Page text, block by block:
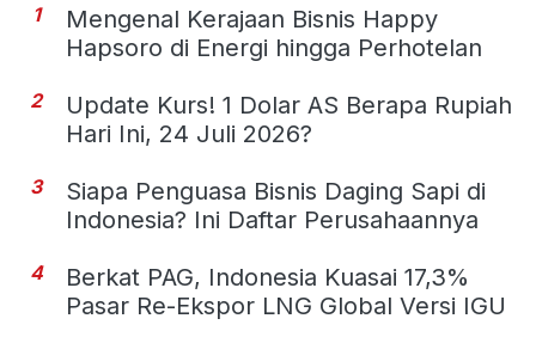
1
Mengenal Kerajaan Bisnis Happy
Hapsoro di Energi hingga Perhotelan
2
Update Kurs! 1 Dolar AS Berapa Rupiah
Hari Ini, 24 Juli 2026?
3
Siapa Penguasa Bisnis Daging Sapi di
Indonesia? Ini Daftar Perusahaannya
4
Berkat PAG, Indonesia Kuasai 17,3%
Pasar Re-Ekspor LNG Global Versi IGU